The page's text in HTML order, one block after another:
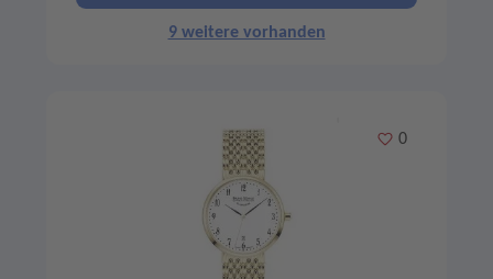
9 weitere vorhanden
Merken
0